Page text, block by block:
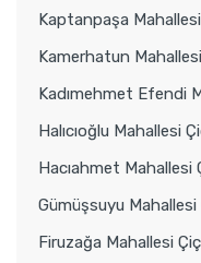
Kaptanpaşa
Kamerhatun
Kadımehmet Efendi
Halıcıoğlu Mahallesi
Hacıahmet Mahallesi
Gümüşsuyu
Firuzağa Mahallesi